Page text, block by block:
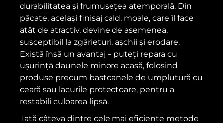
durabilitatea și frumusețea atemporală. Din
păcate, același finisaj cald, moale, care îl face
atât de atractiv, devine de asemenea,
susceptibil la zgârieturi, așchii și erodare.
Există însă un avantaj – puteți repara cu
ușurință daunele minore acasă, folosind
produse precum bastoanele de umplutură cu
ceară sau lacurile protectoare, pentru a
restabili culoarea lipsă.
Iată câteva dintre cele mai eficiente metode